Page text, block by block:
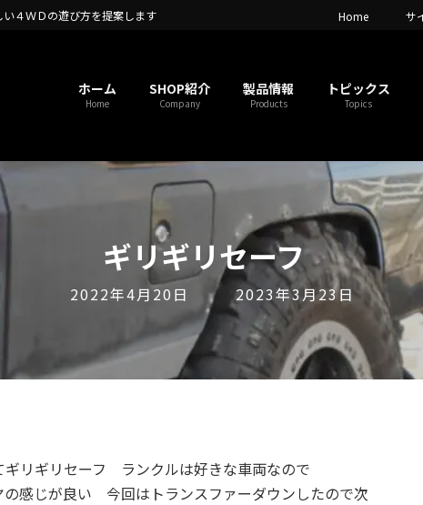
４ＷＤの遊び方を提案します Home サ
ホーム
Home
SHOP紹介
Company
製品情報
Products
トピックス
Topics
ギリギリセーフ
2022年4月20日
最
終
更
新
日
2023年3月23日
リギリセーフ ランクルは好きな車両なので
感じが良い 今回はトランスファーダウンしたので次